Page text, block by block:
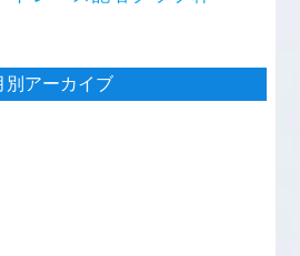
別アーカイブ